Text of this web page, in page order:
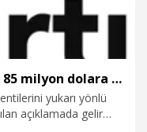
Martı, 2026 gelir beklentisini 85 milyon dolara yükseltti
yukarı yönlü
açıklamada gelir